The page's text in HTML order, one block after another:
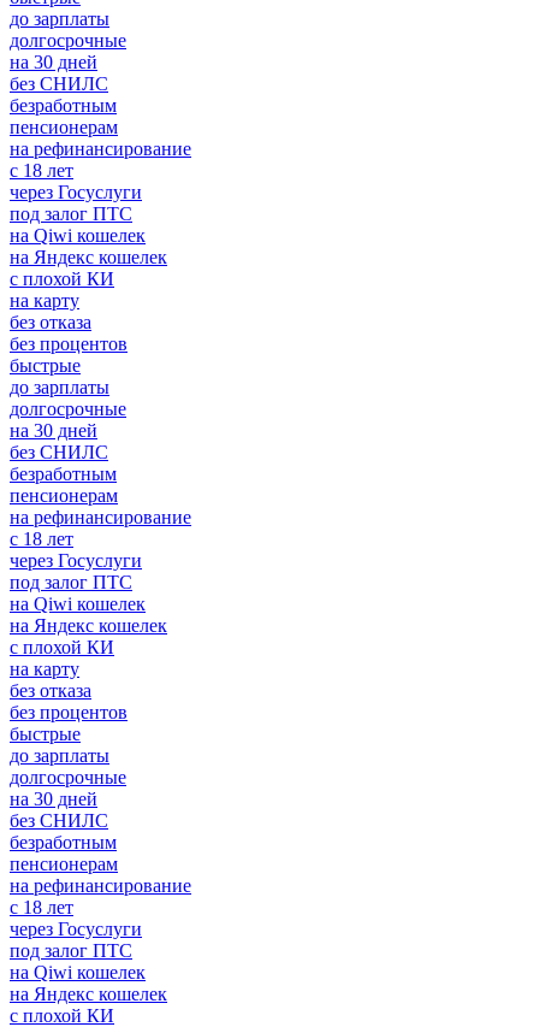
до зарплаты
долгосрочные
на 30 дней
без СНИЛС
безработным
пенсионерам
на рефинансирование
с 18 лет
через Госуслуги
под залог ПТС
на Qiwi кошелек
на Яндекс кошелек
с плохой КИ
на карту
без отказа
без процентов
быстрые
до зарплаты
долгосрочные
на 30 дней
без СНИЛС
безработным
пенсионерам
на рефинансирование
с 18 лет
через Госуслуги
под залог ПТС
на Qiwi кошелек
на Яндекс кошелек
с плохой КИ
на карту
без отказа
без процентов
быстрые
до зарплаты
долгосрочные
на 30 дней
без СНИЛС
безработным
пенсионерам
на рефинансирование
с 18 лет
через Госуслуги
под залог ПТС
на Qiwi кошелек
на Яндекс кошелек
с плохой КИ